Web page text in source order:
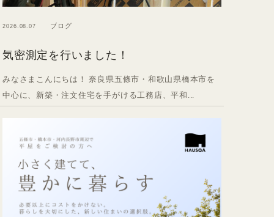
2026.08.07 ブログ
気密測定を行いました！
みなさまこんにちは！ 奈良県五條市・和歌山県橋本市を
中心に、新築・注文住宅を手がける工務店、平和...